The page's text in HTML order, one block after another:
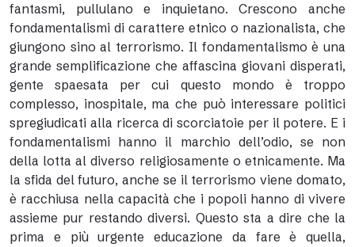
fantasmi, pullulano e inquietano. Crescono anche
fondamentalismi di carattere etnico o nazionalista, che
giungono sino al terrorismo. Il fondamentalismo è una
grande semplificazione che affascina giovani disperati,
gente spaesata per cui questo mondo è troppo
complesso, inospitale, ma che può interessare politici
spregiudicati alla ricerca di scorciatoie per il potere. E i
fondamentalismi hanno il marchio dell’odio, se non
della lotta al diverso religiosamente o etnicamente. Ma
la sfida del futuro, anche se il terrorismo viene domato,
è racchiusa nella capacità che i popoli hanno di vivere
assieme pur restando diversi. Questo sta a dire che la
prima e più urgente educazione da fare è quella,